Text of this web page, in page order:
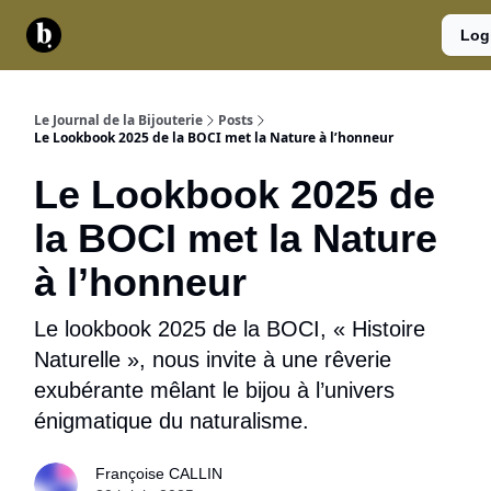
Le Journal de la Bijouterie
Posts
Le Lookbook 2025 de la BOCI met la Nature à l’honneur
Le Lookbook 2025 de
la BOCI met la Nature
à l’honneur
Le lookbook 2025 de la BOCI, « Histoire
Naturelle », nous invite à une rêverie
exubérante mêlant le bijou à l’univers
énigmatique du naturalisme.
Françoise CALLIN